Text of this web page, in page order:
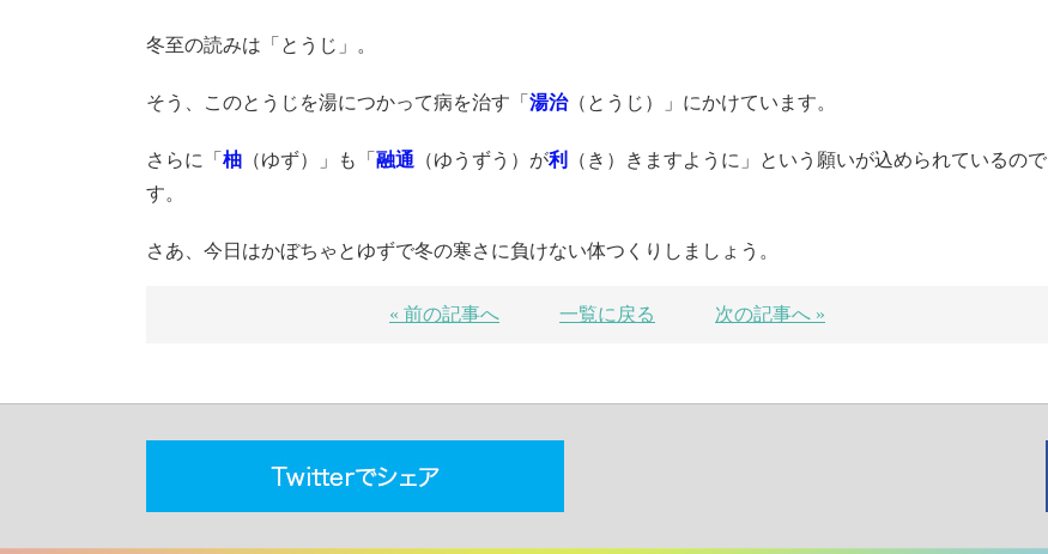
冬至の読みは「とうじ」。
そう、このとうじを湯につかって病を治す「 湯治（とうじ）」にかけています。
さらに「 柚 （ゆず）」も「 融通 （ゆうずう）が利
（き）きますように」という願いが込められているので
す。
さあ、今日はかぼちゃとゆずで冬の寒さに負けない体つくりしましょう。
« 前の記事へ 一覧に戻る 次の記事へ »